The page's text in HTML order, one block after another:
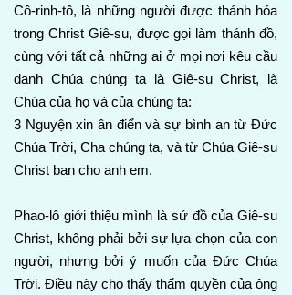
Cô-rinh-tô, là những người được thánh hóa
trong Christ Giê-su, được gọi làm thánh đồ,
cùng với tất cả những ai ở mọi nơi kêu cầu
danh Chúa chúng ta là Giê-su Christ, là
Chúa của họ và của chúng ta:
3 Nguyện xin ân điển và sự bình an từ Đức
Chúa Trời, Cha chúng ta, và từ Chúa Giê-su
Christ ban cho anh em.
Phao-lô giới thiệu mình là sứ đồ của Giê-su
Christ, không phải bởi sự lựa chọn của con
người, nhưng bởi ý muốn của Đức Chúa
Trời. Điều này cho thấy thẩm quyền của ông